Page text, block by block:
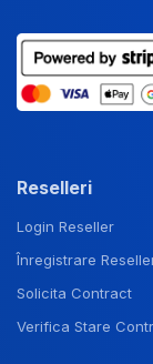
Reselleri
Login Reseller
Înregistrare
Solicita Contract
Verifica Stare